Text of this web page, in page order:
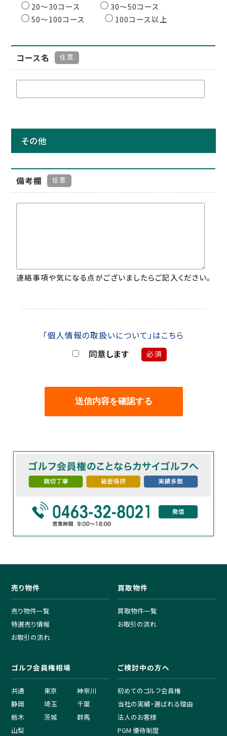
20〜30コース
30〜50コース
50〜100コース
100コース以上
コース名 任意
その他
備考欄 任意
連絡事項や気になる点がございましたらご記入ください。
「個人情報の取扱いについて」はこちら
同意します 必須
売り物件
売り物件一覧
特選売り情報
お取引の流れ
買取物件
買取物件一覧
お取引の流れ
ゴルフ会員権相場
共通 東京
神奈川
静岡
埼玉
千葉
栃木
茨城
群馬
山梨
ご検討中の方へ
初めてのゴルフ会員権
当社の実績・選ばれる理由
法人のお客様
PGM 優待制度